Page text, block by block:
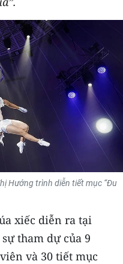
Hướng trình diễn tiết mục “Đu
xiếc diễn ra tại
tham dự của 9
và 30 tiết mục